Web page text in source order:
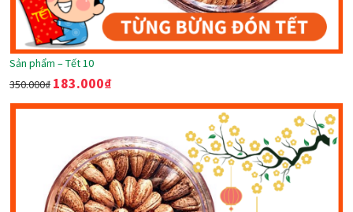
Sản phẩm – Tết 10
350.000₫ 183.000₫